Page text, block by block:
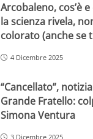
Arcobaleno, cos’è
la scienza rivela,
colorato (anche se
4 Dicembre 2025
“Cancellato”,
Grande Fratello:
Simona Ventura
3 Dicembre 2025